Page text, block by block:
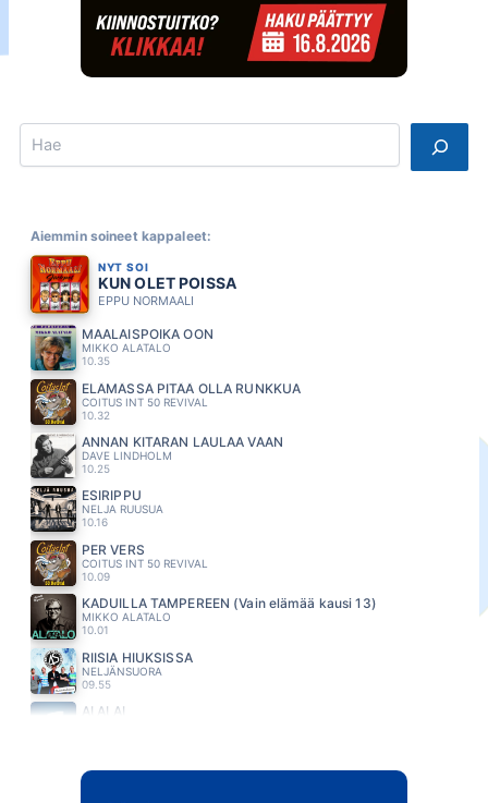
Search
Aiemmin soineet kappaleet:
NYT SOI
KUN OLET POISSA
EPPU NORMAALI
MAALAISPOIKA OON
MIKKO ALATALO
10.35
ELÄMÄSSÄ PITÄÄ OLLA RUNKKUA
COITUS INT 50 REVIVAL
10.32
ANNAN KITARAN LAULAA VAAN
DAVE LINDHOLM
10.25
ESIRIPPU
NELJA RUUSUA
10.16
PER VERS
COITUS INT 50 REVIVAL
10.09
KADUILLA TAMPEREEN (Vain elämää kausi 13)
MIKKO ALATALO
10.01
RIISIA HIUKSISSA
NELJÄNSUORA
09.55
AI AI AI
KATRI HELENA